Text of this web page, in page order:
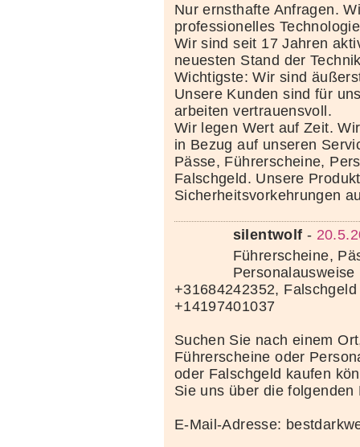
Nur ernsthafte Anfragen.
professionelles
Wir sind seit 17 Jahren
neuesten Stand der
Wichtigste: Wir sind
Unsere Kunden sind für
arbeiten vertrauensvoll.
Wir legen Wert auf Zeit.
in Bezug auf unseren
Pässe, Führerscheine,
Falschgeld. Unsere
Sicherheitsvorkehrungen
silentwolf -
Führerscheine,
+31684242352,
+14197401037
Suchen Sie nach einem
Führerscheine oder
oder Falschgeld kaufen
Sie uns über die folgenden
E-Mail-Adresse: